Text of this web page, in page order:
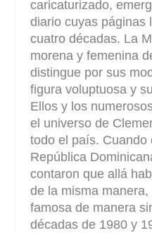
caricaturizado,
diario cuyas páginas
cuatro décadas. La
morena y femenina
distingue por sus
figura voluptuosa y
Ellos y los
el universo de
todo el país. Cuando
República
contaron que allá
de la misma
famosa de manera
décadas de 1980 y